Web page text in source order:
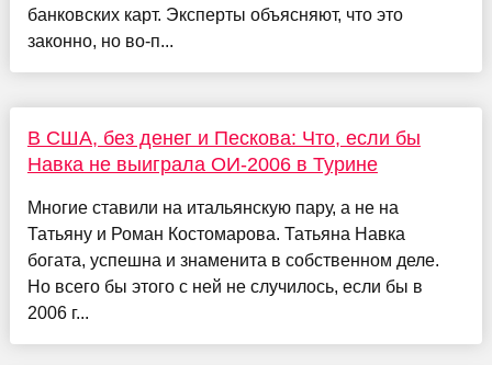
банковских карт. Эксперты объясняют, что это
законно, но во-п...
В США, без денег и Пескова: Что, если бы
Навка не выиграла ОИ-2006 в Турине
Многие ставили на итальянскую пару, а не на
Татьяну и Роман Костомарова. Татьяна Навка
богата, успешна и знаменита в собственном деле.
Но всего бы этого с ней не случилось, если бы в
2006 г...